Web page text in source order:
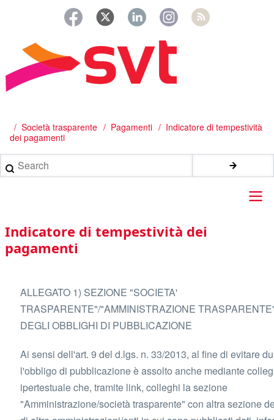
principale
Briciole
di
pane
/ Società trasparente Pagamenti
Indicatore di tempestività
dei pagamenti
Search
Main
navigation
Indicatore di tempestività dei
pagamenti
ALLEGATO 1) SEZIONE "SOCIETA'
TRASPARENTE"/"AMMINISTRAZIONE
DEGLI OBBLIGHI DI PUBBLICAZIONE
Ai sensi dell'art. 9 del d.lgs. n. 33/2013, al fine di evitare
l'obbligo di pubblicazione è assolto anche mediante
ipertestuale che, tramite link, colleghi la sezione
"Amministrazione/società trasparente" con altra sezione